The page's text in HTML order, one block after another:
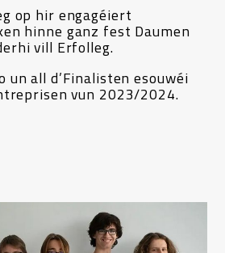
op hir engagéiert
hinne ganz fest Daumen
vill Erfolleg.
un all d’Finalisten esouwéi
vun 2023/2024.